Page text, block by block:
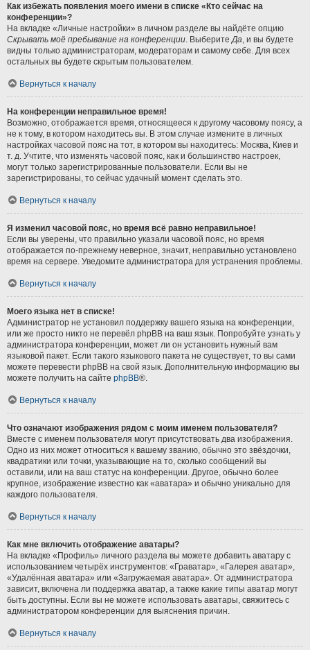
Как избежать появления моего имени в списке «Кто сейчас на
конференции»?
На вкладке «Личные настройки» в личном разделе вы найдёте опцию
Скрывать моё пребывание на конференции . Выберите Да , и вы будете
видны только администраторам, модераторам и самому себе. Для всех
остальных вы будете скрытым пользователем.
Вернуться к началу
На конференции неправильное время!
Возможно, отображается время, относящееся к другому часовому поясу, а
не к тому, в котором находитесь вы. В этом случае измените в личных
настройках часовой пояс на тот, в котором вы находитесь: Москва, Киев и
т. д. Учтите, что изменять часовой пояс, как и большинство настроек,
могут только зарегистрированные пользователи. Если вы не
зарегистрированы, то сейчас удачный момент сделать это.
Вернуться к началу
Я изменил часовой пояс, но время всё равно неправильное!
Если вы уверены, что правильно указали часовой пояс, но время
отображается по-прежнему неверное, значит, неправильно установлено
время на сервере. Уведомите администратора для устранения проблемы.
Вернуться к началу
Моего языка нет в списке!
Администратор не установил поддержку вашего языка на конференции,
или же просто никто не перевёл phpBB на ваш язык. Попробуйте узнать у
администратора конференции, может ли он установить нужный вам
языковой пакет. Если такого языкового пакета не существует, то вы сами
можете перевести phpBB на свой язык. Дополнительную информацию вы
можете получить на сайте phpBB®.
Вернуться к началу
Что означают изображения рядом с моим именем пользователя?
Вместе с именем пользователя могут присутствовать два изображения.
Одно из них может относиться к вашему званию, обычно это звёздочки,
квадратики или точки, указывающие на то, сколько сообщений вы
оставили, или на ваш статус на конференции. Другое, обычно более
крупное, изображение известно как «аватара» и обычно уникально для
каждого пользователя.
Вернуться к началу
Как мне включить отображение аватары?
На вкладке «Профиль» личного раздела вы можете добавить аватару с
использованием четырёх инструментов: «Граватар», «Галерея аватар»,
«Удалённая аватара» или «Загружаемая аватара». От администратора
зависит, включена ли поддержка аватар, а также какие типы аватар могут
быть доступны. Если вы не можете использовать аватары, свяжитесь с
администратором конференции для выяснения причин.
Вернуться к началу